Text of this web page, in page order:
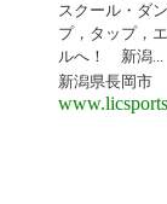
スクール・ダ
プ，タップ，
ルへ！ 新潟...
新潟県長岡市